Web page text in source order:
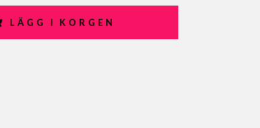
LÄGG I KORGEN